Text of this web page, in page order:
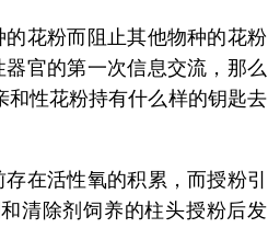
花粉而阻止其他物种的花粉
官的第一次信息交流，那么
性花粉持有什么样的钥匙去
在活性氧的积累，而授粉引
清除剂饲养的柱头授粉后发